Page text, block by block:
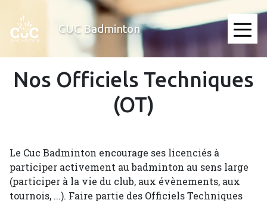
contenu
CUC Badminton
≡
Nos Officiels Techniques
(OT)
Le Cuc Badminton encourage ses licenciés à
participer activement au badminton au sens large
(participer à la vie du club, aux évènements, aux
tournois, ...). Faire partie des Officiels Techniques